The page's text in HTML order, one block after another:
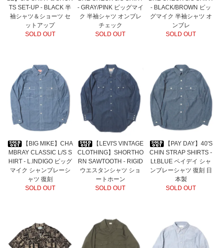
TS SET-UP - BLACK 半
袖シャツ＆ショーツ セ
ットアップ
SOLD OUT
- GRAY/PINK ビッグマイ
ク 半袖シャツ オンブレ
チェック
SOLD OUT
- BLACK/BROWN ビッ
グマイク 半袖シャツ オ
ンブレ
SOLD OUT
【BIG MIKE】CHA
MBRAY CLASSIC L/S S
HIRT - L.INDIGO ビッグ
マイク シャンブレーシ
ャツ 復刻
SOLD OUT
【LEVI'S VINTAGE
CLOTHING】SHORTHO
RN SAWTOOTH - RIGID
ウエスタンシャツ ショ
ートホーン
SOLD OUT
【PAY DAY】40'S
CHIN STRAP SHIRTS -
Lt.BLUE ペイデイ シャ
ンブレーシャツ 復刻 日
本製
SOLD OUT